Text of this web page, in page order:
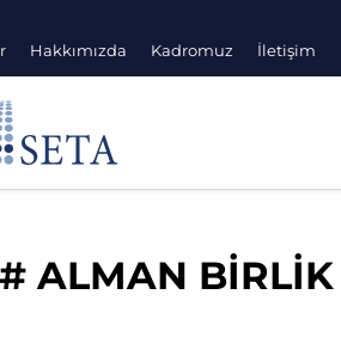
Hakkımızda Kadromuz İletişim
# ALMAN BİRLİK